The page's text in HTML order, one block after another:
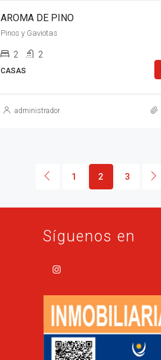
AROMA DE PINO
Pinos y Gaviotas
2 2
CASAS
administrador
1 2 3
Síguenos en